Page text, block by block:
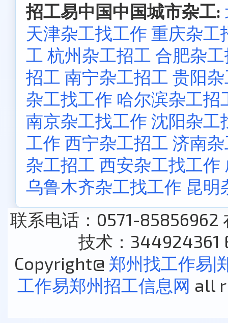
招工易中国中国城市杂工:
天津杂工找工作 重庆杂工
工 杭州杂工招工 合肥杂
招工 南宁杂工招工 贵阳
杂工找工作 哈尔滨杂工招
南京杂工找工作 沈阳杂工
工作 西宁杂工招工 济南
杂工招工 西安杂工找工作
乌鲁木齐杂工找工作 昆明
联系电话：0571-85856962
技术：344924361
Copyright@ 郑州找工作易|
工作易郑州招工信息网 all